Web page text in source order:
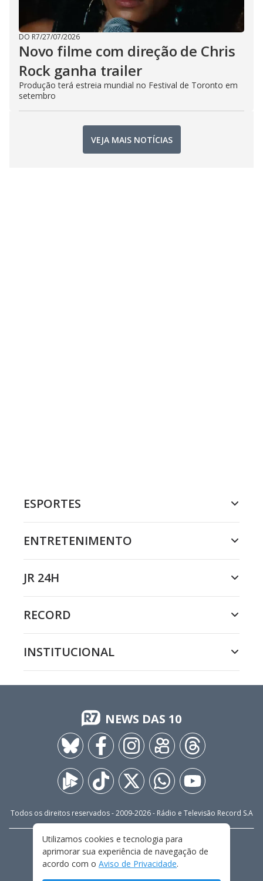
DO R7/27/07/2026
Novo filme com direção de Chris
Rock ganha trailer
Produção terá estreia mundial no Festival de Toronto em
setembro
VEJA MAIS NOTÍCIAS
ESPORTES
ENTRETENIMENTO
JR 24H
RECORD
INSTITUCIONAL
NEWS DAS 10
Todos os direitos reservados - 2009-2026- Rádio e Televisão Record S.A
FALE CONOSCO
PRIVACIDADE
TERMOS E CONDIÇÕES DE USO
Utilizamos cookies e tecnologia para
aprimorar sua experiência de navegação de
acordo com o Aviso de Privacidade.